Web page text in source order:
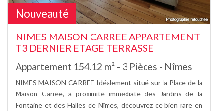
Nouveauté
NIMES MAISON CARREE APPARTEMENT
T3 DERNIER ETAGE TERRASSE
Appartement 154.12 m² - 3 Pièces - Nîmes
NIMES MAISON CARREE Idéalement situé sur la Place de la
Maison Carrée, à proximité immédiate des Jardins de la
Fontaine et des Halles de Nîmes, découvrez ce bien rare en